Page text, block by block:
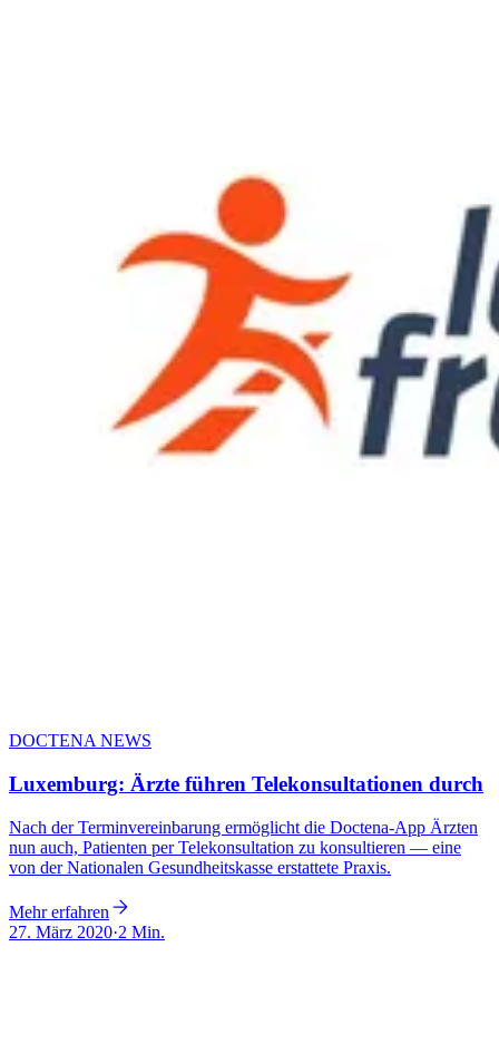
DOCTENA NEWS
Luxemburg: Ärzte führen Telekonsultationen durch
Nach der Terminvereinbarung ermöglicht die Doctena-App Ärzten
nun auch, Patienten per Telekonsultation zu konsultieren — eine
von der Nationalen Gesundheitskasse erstattete Praxis.
Mehr erfahren
27. März 2020·2 Min.